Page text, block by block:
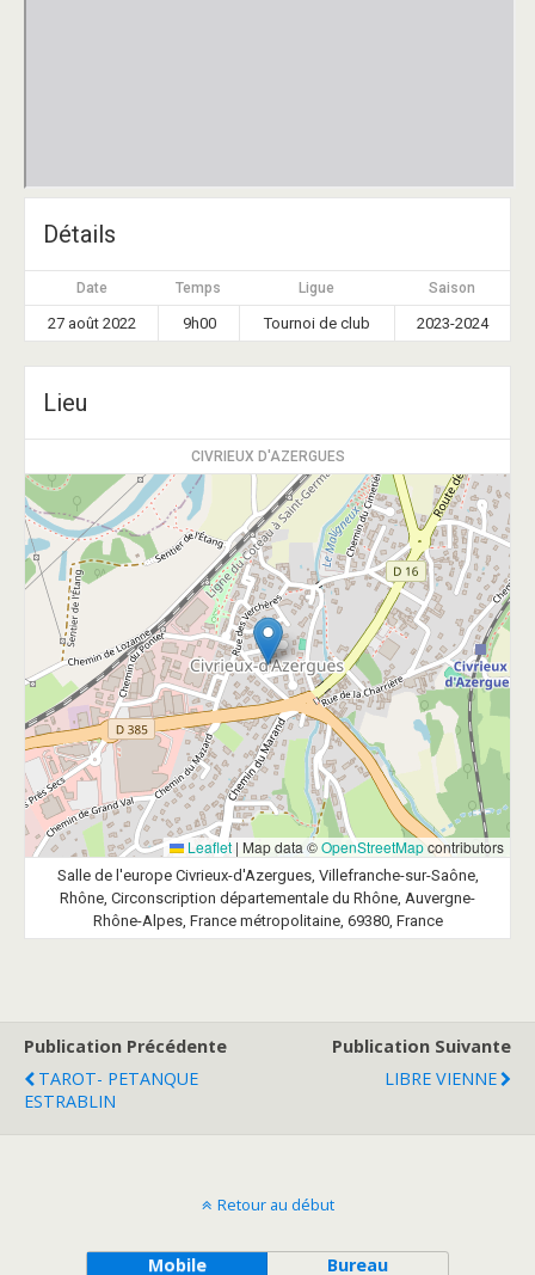
Détails
Date Temps Ligue Saison
27 août 2022 9h00 Tournoi de club 2023-2024
Lieu
CIVRIEUX D'AZERGUES
Leaflet | Map data ©OpenStreetMapcontributors
Salle de l'europe Civrieux-d'Azergues, Villefranche-sur-Saône,
Rhône, Circonscription départementale du Rhône, Auvergne-
Rhône-Alpes, France métropolitaine, 69380, France
Publication Précédente
TAROT- PETANQUE
ESTRABLIN
Publication Suivante
LIBRE VIENNE
Retour au début
Mobile Bureau